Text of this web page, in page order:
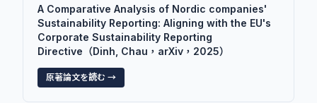
A Comparative Analysis of Nordic companies'
Sustainability Reporting: Aligning with the EU's
Corporate Sustainability Reporting
Directive（Dinh, Chau，arXiv，2025）
原著論文を読む →